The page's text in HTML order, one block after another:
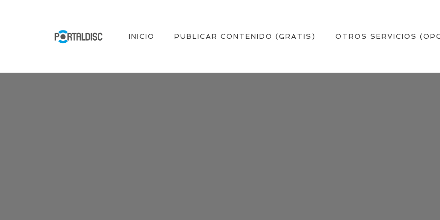
INICIO PUBLICAR CONTENIDO (GRATIS) OTROS SERVICIOS